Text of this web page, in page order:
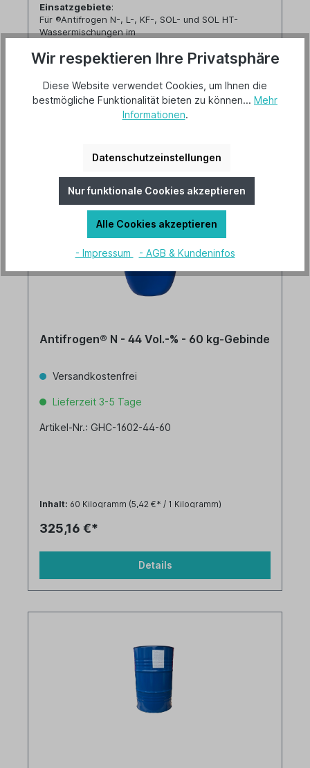
Einsatzgebiete:
Für ®Antifrogen N-, L-, KF-, SOL- und SOL HT-
Wassermischungen im
usw.
Achtung: Die Frostsicherheit muss mit Hilfe einer
Tabelle ermittelt
werden (siehe Anlage)!
Messbereich:
0 bis 50 % Brix, Teilung: 0,5 %
185,00 €*
Antifrogen® N - 44 Vol.-% - 60 kg-Gebinde
Versandkostenfrei
Lieferzeit 3-5 Tage
Artikel-Nr.: GHC-1602-44-60
Inhalt: 60 Kilogramm (5,42 €* / 1 Kilogramm)
325,16 €*
Details
Wir respektieren Ihre Privatsphäre
Diese Website verwendet Cookies, um Ihnen die
bestmögliche Funktionalität bieten zu können... Mehr
Informationen.
Datenschutzeinstellungen
Nur funktionale Cookies akzeptieren
Alle Cookies akzeptieren
- Impressum - AGB & Kundeninfos